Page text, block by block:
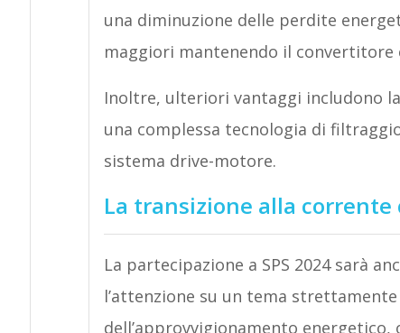
una diminuzione delle perdite
maggiori mantenendo il
Inoltre, ulteriori vantaggi includono la
una complessa tecnologia di
sistema drive-motore.
La transizione alla
La partecipazione a SPS 2024 sarà
l’attenzione su un tema
dell’approvvigionamento energetico,